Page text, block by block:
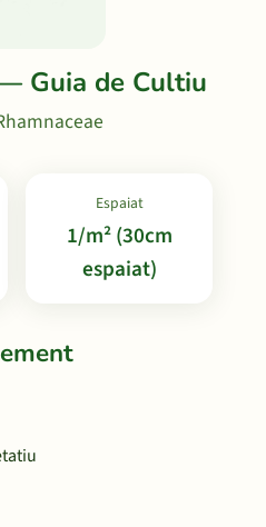
Guia de Cultiu
Espaiat
1/m² (30cm
espaiat)